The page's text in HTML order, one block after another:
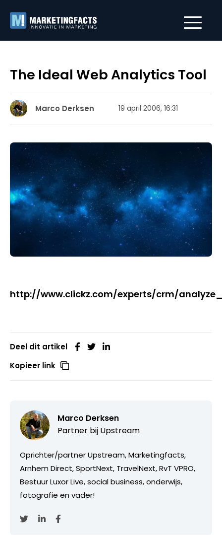
The Ideal Web Analytics Tool
Marco Derksen 19 april 2006, 16:31
http://www.clickz.com/experts/crm/
Deel dit artikel
Kopieer link
Marco Derksen
Partner bij Upstream
Oprichter/partner Upstream, Marketingfacts,
Arnhem Direct, SportNext, TravelNext, RvT VPRO,
Bestuur Luxor Live, social business, onderwijs,
fotografie en vader!